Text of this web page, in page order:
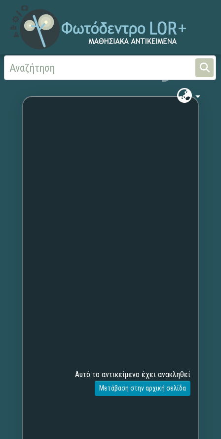
Αρχική Χωρίς τίτλο
Αυτό το αντικείμενο έχει ανακληθεί
Μετάβαση στην αρχική σελίδα